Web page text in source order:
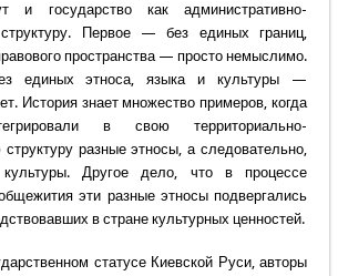
и государство как административно-
структуру. Первое — без единых границ,
пространства — просто немыслимо.
единых этноса, языка и культуры —
История знает множество примеров, когда
в свою территориально-
разные этносы, а следовательно,
Другое дело, что в процессе
эти разные этносы подвергались
в стране культурных ценностей.
статусе Киевской Руси, авторы